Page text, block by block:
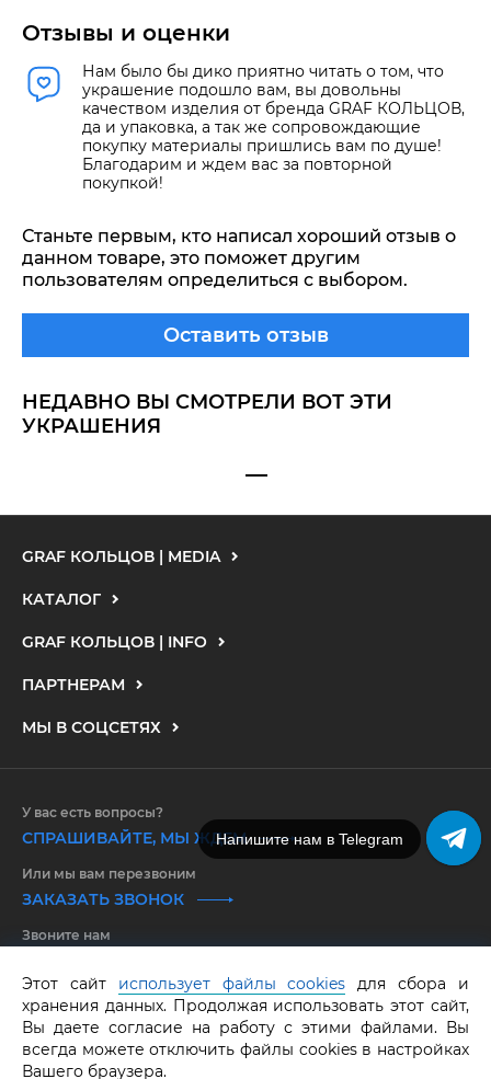
Отзывы и оценки
Нам было бы дико приятно читать о том, что
украшение подошло вам, вы довольны
качеством изделия от бренда GRAF КОЛЬЦОВ,
да и упаковка, а так же сопровождающие
покупку материалы пришлись вам по душе!
Благодарим и ждем вас за повторной
покупкой!
Оставить отзыв
Станьте первым, кто написал хороший отзыв о
данном товаре, это поможет другим
пользователям определиться с выбором.
НЕДАВНО ВЫ СМОТРЕЛИ ВОТ ЭТИ
УКРАШЕНИЯ
GRAF КОЛЬЦОВ | MEDIA
КАТАЛОГ
GRAF КОЛЬЦОВ | INFO
ПАРТНЕРАМ
МЫ В СОЦСЕТЯХ
GRAF КОЛЬЦОВ. Все права защищены.
У вас есть вопросы?
СПРАШИВАЙТЕ, МЫ ЖДЕМ
Или мы вам перезвоним
ЗАКАЗАТЬ ЗВОНОК
Звоните нам
Этот сайт использует файлы cookies для сбора и
хранения данных. Продолжая использовать этот сайт,
Вы даете согласие на работу с этими файлами. Вы
всегда можете отключить файлы cookies в настройках
Вашего браузера.
Напишите нам в Telegram
Напишите нам в MAX